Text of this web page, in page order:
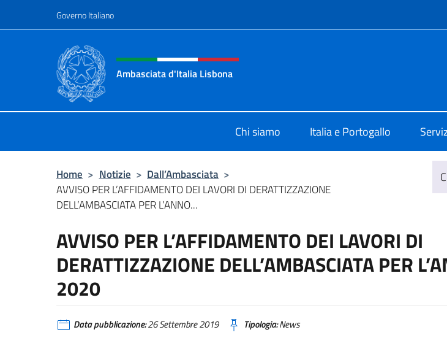
Governo Italiano
Intestazione sito, social e menù
Ambasciata d'Italia Lisbona
Chi siamo Italia e Portogallo
Home > Notizie > Dall’Ambasciata >
AVVISO PER L’AFFIDAMENTO DEI LAVORI DI DERATTIZZAZIONE
DELL’AMBASCIATA PER L’ANNO...
AVVISO PER L’AFFIDAMENTO DEI LAVORI DI
DERATTIZZAZIONE DELL’AMBASCIATA PER
2020
Data pubblicazione:26 Settembre 2019 Tipologia:News